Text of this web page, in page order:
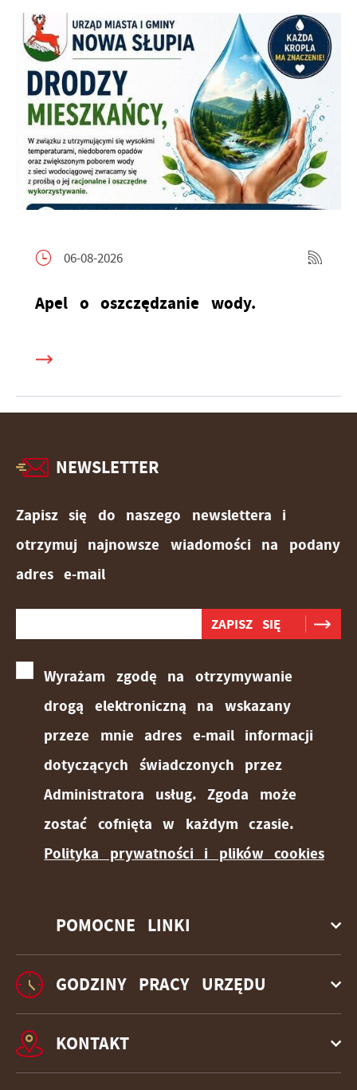
06-08-2026
Apel o oszczędzanie wody.
POMOCNE LINKI
NEWSLETTER
Zapisz się do naszego newslettera i
otrzymuj najnowsze wiadomości na podany
adres e-mail
Wyrażam zgodę na otrzymywanie
drogą elektroniczną na wskazany
przeze mnie adres e-mail informacji
dotyczących świadczonych przez
Administratora usług. Zgoda może
zostać cofnięta w każdym czasie.
Polityka prywatności i plików cookies
GODZINY PRACY URZĘDU
KONTAKT